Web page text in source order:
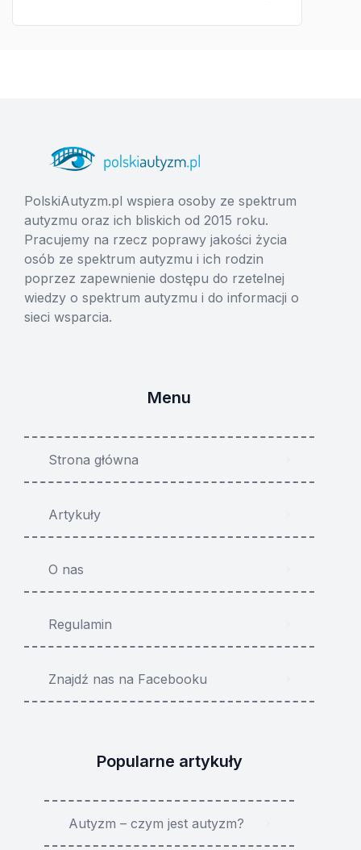
PolskiAutyzm.pl wspiera osoby ze spektrum
autyzmu oraz ich bliskich od 2015 roku.
Pracujemy na rzecz poprawy jakości życia
osób ze spektrum autyzmu i ich rodzin
poprzez zapewnienie dostępu do rzetelnej
wiedzy o spektrum autyzmu i do informacji o
sieci wsparcia.
Menu
Strona główna
Artykuły
O nas
Regulamin
Znajdź nas na Facebooku
Popularne artykuły
Autyzm – czym jest autyzm?